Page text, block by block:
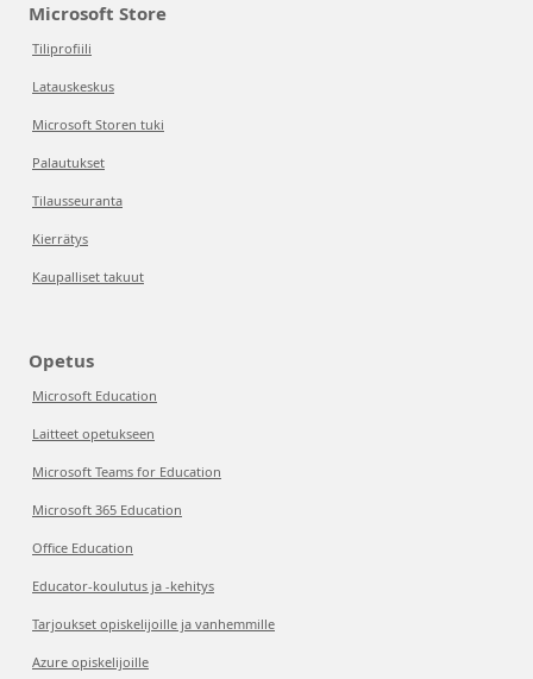
Microsoft Store
Tiliprofiili
Latauskeskus
Microsoft Storen tuki
Palautukset
Tilausseuranta
Kierrätys
Kaupalliset takuut
Opetus
Microsoft Education
Laitteet opetukseen
Microsoft Teams for Education
Microsoft 365 Education
Office Education
Educator-koulutus ja -kehitys
Tarjoukset opiskelijoille ja vanhemmille
Azure opiskelijoille